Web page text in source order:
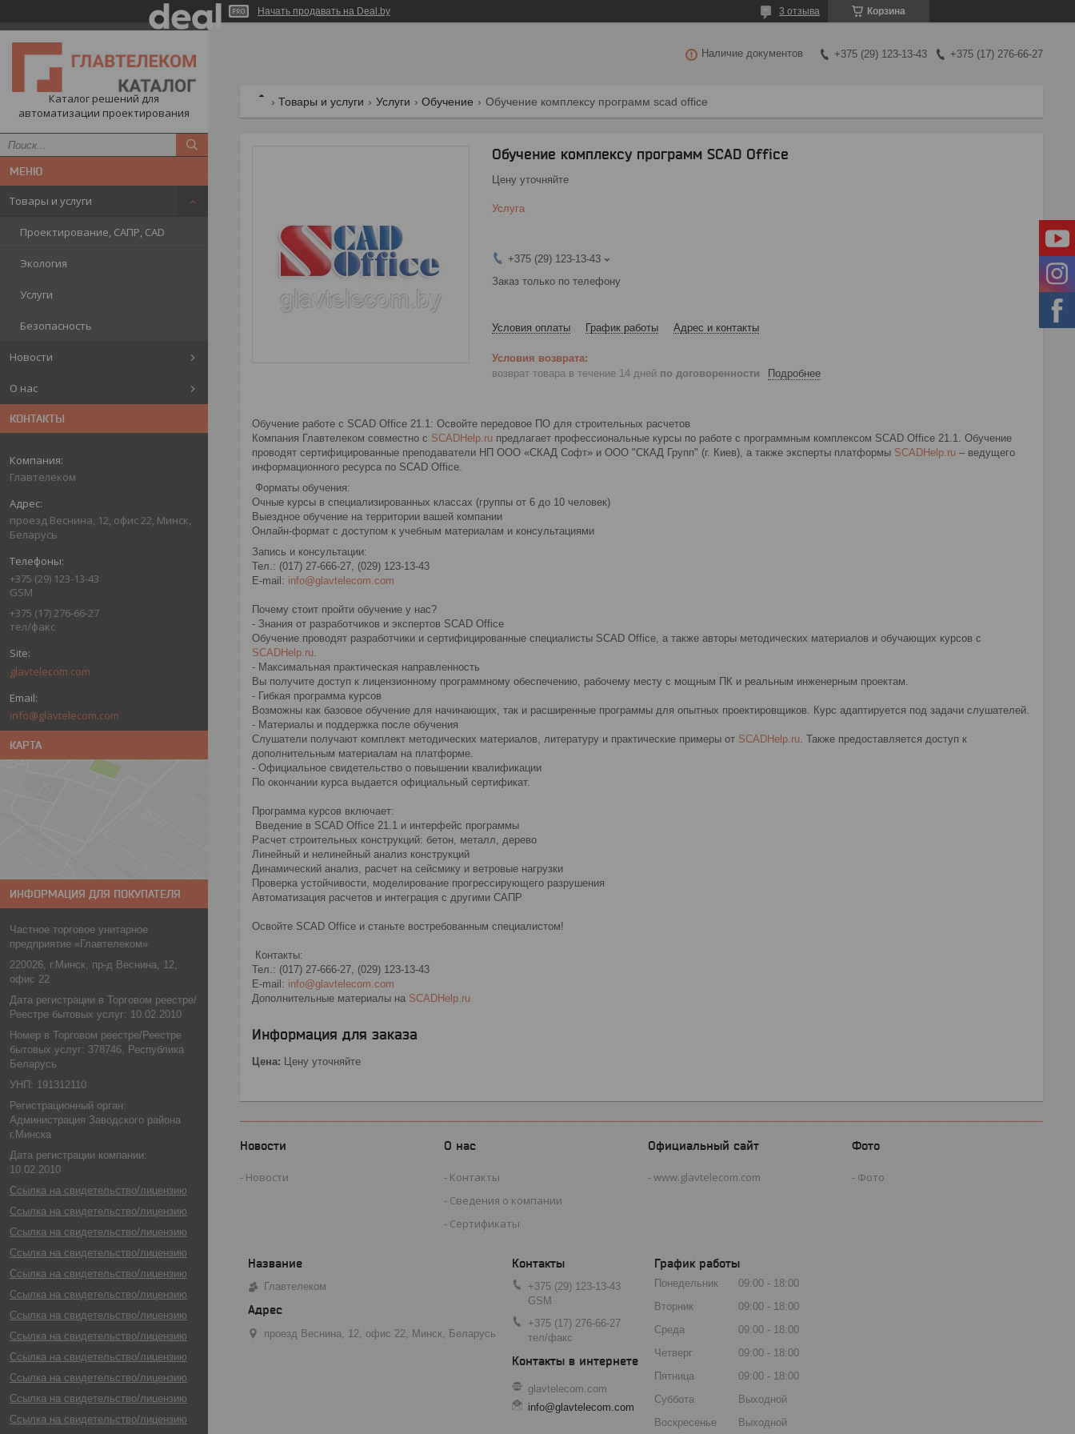
Начать продавать на Deal.by Корзина
3 отзыва
Каталог решений для
автоматизации проектирования
Товары и услуги
Проектирование, САПР, CAD
Экология
Услуги
Безопасность
Новости
О нас
КОНТАКТЫ
Главтелеком
проезд Веснина, 12, офис 22, Минск,
Беларусь
+375 (29) 123-13-43
GSM
+375 (17) 276-66-27
тел/факс
glavtelecom.com
info@glavtelecom.com
КАРТА
ИНФОРМАЦИЯ ДЛЯ ПОКУПАТЕЛЯ
Частное торговое унитарное
предприятие «Главтелеком»
220026, г.Минск, пр-д Веснина, 12,
офис 22
Дата регистрации в Торговом реестре/
Реестре бытовых услуг: 10.02.2010
Номер в Торговом реестре/Реестре
бытовых услуг: 378746, Республика
Беларусь
УНП: 191312110
Регистрационный орган:
Администрация Заводского района
г.Минска
Дата регистрации компании:
10.02.2010
Ссылка на свидетельство/лицензию
Ссылка на свидетельство/лицензию
Ссылка на свидетельство/лицензию
Ссылка на свидетельство/лицензию
Ссылка на свидетельство/лицензию
Ссылка на свидетельство/лицензию
Ссылка на свидетельство/лицензию
Ссылка на свидетельство/лицензию
Ссылка на свидетельство/лицензию
Ссылка на свидетельство/лицензию
Ссылка на свидетельство/лицензию
Ссылка на свидетельство/лицензию
Наличие документов +375 (29) 123-13-43 +375 (17) 276-66-27
Товары и услуги Услуги Обучение Обучение комплексу программ scad office
Обучение комплексу программ SCAD Office
Цену уточняйте
Услуга
+375 (29) 123-13-43
Заказ только по телефону
Условия оплаты График работы Адрес и контакты
возврат товара в течение 14 дней по договоренности Подробнее
Обучение работе с SCAD Office 21.1: Освойте передовое ПО для строительных расчетов
Компания Главтелеком совместно с SCADHelp.ru предлагает профессиональные курсы по работе с программным комплексом SCAD Office 21.1. Обучение
проводят сертифицированные преподаватели НП ООО «СКАД Софт» и ООО "СКАД Групп" (г. Киев), а также эксперты платформы SCADHelp.ru – ведущего
информационного ресурса по SCAD Office.
Форматы обучения:
Очные курсы в специализированных классах (группы от 6 до 10 человек)
Выездное обучение на территории вашей компании
Онлайн-формат с доступом к учебным материалам и консультациями
Запись и консультации:
Тел.: (017) 27-666-27, (029) 123-13-43
E-mail: info@glavtelecom.com
Почему стоит пройти обучение у нас?
- Знания от разработчиков и экспертов SCAD Office
Обучение проводят разработчики и сертифицированные специалисты SCAD Office, а также авторы методических материалов и обучающих курсов с
SCADHelp.ru
- Максимальная практическая направленность
Вы получите доступ к лицензионному программному обеспечению, рабочему месту с мощным ПК и реальным инженерным проектам.
- Гибкая программа курсов
Возможны как базовое обучение для начинающих, так и расширенные программы для опытных проектировщиков. Курс адаптируется под задачи слушателей.
- Материалы и поддержка после обучения
Слушатели получают комплект методических материалов, литературу и практические примеры от SCADHelp.ru . Также предоставляется доступ к
дополнительным материалам на платформе.
- Официальное свидетельство о повышении квалификации
По окончании курса выдается официальный сертификат.
Программа курсов включает:
Введение в SCAD Office 21.1 и интерфейс программы
Расчет строительных конструкций: бетон, металл, дерево
Линейный и нелинейный анализ конструкций
Динамический анализ, расчет на сейсмику и ветровые нагрузки
Проверка устойчивости, моделирование прогрессирующего разрушения
Автоматизация расчетов и интеграция с другими САПР
Освойте SCAD Office и станьте востребованным специалистом!
Контакты:
Тел.: (017) 27-666-27, (029) 123-13-43
E-mail: info@glavtelecom.com
Дополнительные материалы на SCADHelp.ru
Информация для заказа
Цена: Цену уточняйте
Новости
Новости
О нас
Контакты
Сведения о компании
Сертификаты
Официальный сайт
www.glavtelecom.com
Фото
Фото
Главтелеком
проезд Веснина, 12, офис 22, Минск, Беларусь
+375 (29) 123-13-43
GSM
+375 (17) 276-66-27
тел/факс
glavtelecom.com
info@glavtelecom.com
График работы
Понедельник 09:00
18:00
Вторник
09:00
18:00
Среда
09:00
18:00
Четверг
09:00
18:00
Пятница
09:00
18:00
Суббота
Выходной
Воскресенье
Выходной